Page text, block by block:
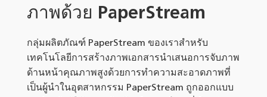
ภาพด้วย PaperStream
กลุ่มผลิตภัณฑ์ PaperStream ของเราสำหรับ
เทคโนโลยีการสร้างภาพเอกสารนำเสนอการจับภาพ
ด้านหน้าคุณภาพสูงด้วยการทำความสะอาดภาพที่
เป็นผู้นำในอุตสาหกรรม PaperStream ถูกออกแบบ